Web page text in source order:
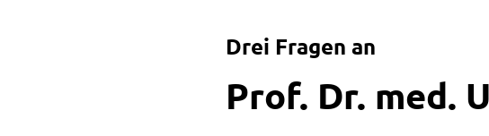
Drei Fragen an
:
Prof. Dr. med.